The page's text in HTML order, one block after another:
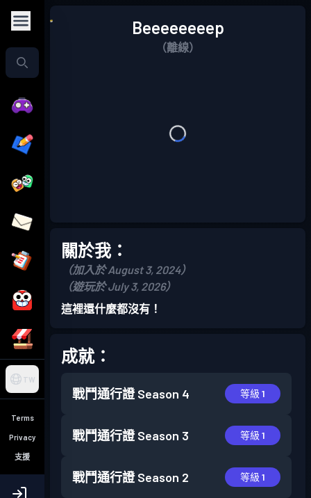
TW
Terms
Privacy
支援
Beeeeeeeep
（離線）
關於我：
（加入於 August 3, 2024）
（遊玩於 July 3, 2026）
這裡還什麼都沒有！
成就：
戰鬥通行證 Season 4 等級 1
戰鬥通行證 Season 3 等級 1
戰鬥通行證 Season 2 等級 1